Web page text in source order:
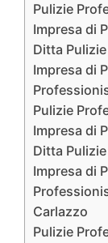
Pulizie
Impresa di
Ditta
Impresa di
Pulizie
Impresa di
Ditta
Impresa di
Carlazzo
Pulizie